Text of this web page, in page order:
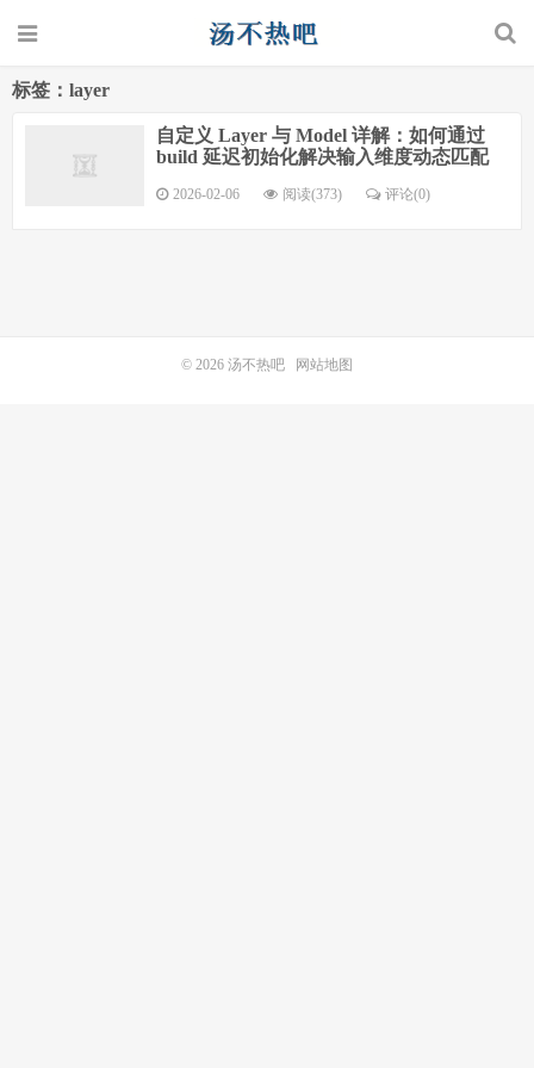
标签：layer
自定义 Layer 与 Model 详解：如何通过
build 延迟初始化解决输入维度动态匹配
2026-02-06 阅读(373) 评论(0)
© 2026 汤不热吧 网站地图